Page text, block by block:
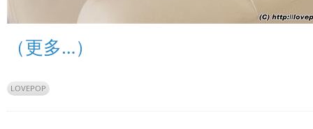
（更多…）
LOVEPOP